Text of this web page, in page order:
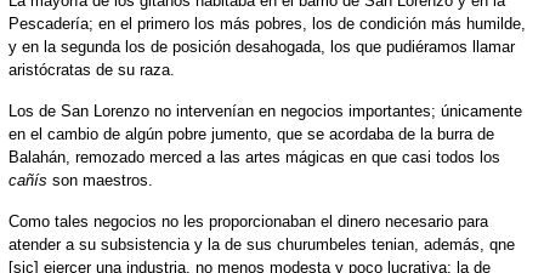
Pescadería; en el primero los más pobres, los de condición más humilde,
y en la segunda los de posición desahogada, los que pudiéramos llamar
aristócratas de su raza.
Los de San Lorenzo no intervenían en negocios importantes; únicamente
en el cambio de algún pobre jumento, que se acordaba de la burra de
Balahán, remozado merced a las artes mágicas en que casi todos los
cañís son maestros.
Como tales negocios no les proporcionaban el dinero necesario para
atender a su subsistencia y la de sus churumbeles tenian, además, qne
[sic] ejercer una industria, no menos modesta y poco lucrativa: la de